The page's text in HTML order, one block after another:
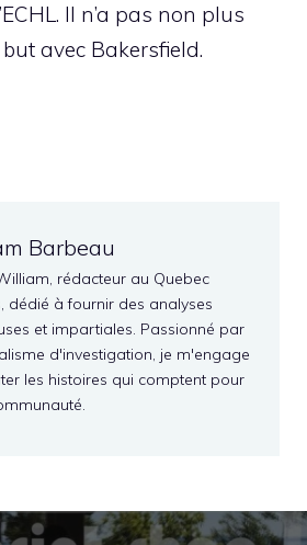
Il n’a pas non plus
avec Bakersfield.
Barbeau
rédacteur au Quebec
dédié à fournir des analyses
et impartiales. Passionné par
d'investigation, je m'engage
les histoires qui comptent pour